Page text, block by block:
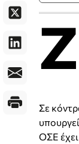
Ζ
Σε
ΟΣΕ έχει